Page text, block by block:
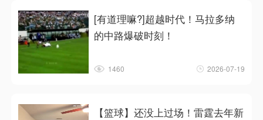
[有道理嘛?]超越时代！马拉多纳
的中路爆破时刻！
1460 2026-07-19
【篮球】还没上过场！雷霆去年新